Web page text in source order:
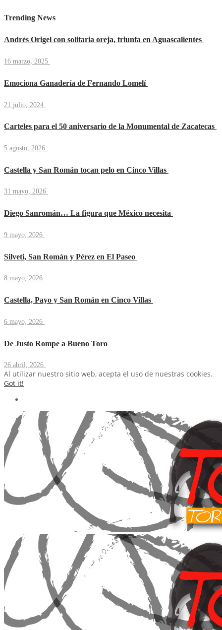
Trending News
Andrés Origel con solitaria oreja, triunfa en Aguascalientes
16 marzo, 2025
Emociona Ganadería de Fernando Lomelí
21 julio, 2024
Carteles para el 50 aniversario de la Monumental de Zacatecas
5 agosto, 2026
Castella y San Román tocan pelo en Cinco Villas
31 mayo, 2026
Diego Sanromán… La figura que México necesita
9 mayo, 2026
Silveti, San Román y Pérez en El Paseo
8 mayo, 2026
Castella, Payo y San Román en Cinco Villas
6 mayo, 2026
De Justo Rompe a Bueno Toro
26 abril, 2026
Al utilizar nuestro sitio web, acepta el uso de nuestras cookies.
Got it!